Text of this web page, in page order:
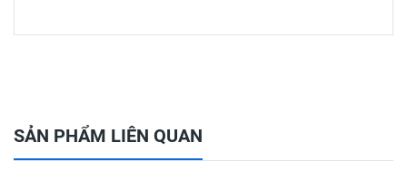
SẢN PHẨM LIÊN QUAN